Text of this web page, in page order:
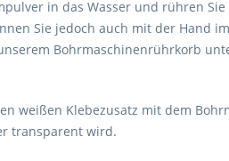
in das Wasser und rühren
Sie jedoch auch mit der Hand
Bohrmaschinenrührkorb
weißen Klebezusatz mit dem
transparent wird.